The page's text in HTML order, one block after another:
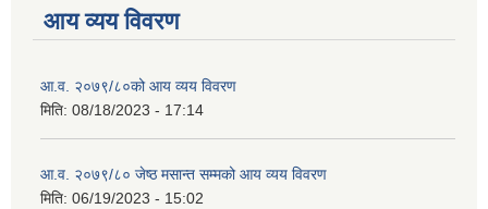
आय व्यय विवरण
आ.व. २०७९/८०को आय व्यय विवरण
मिति: 08/18/2023 - 17:14
आ.व. २०७९/८० जेष्ठ मसान्त सम्मको आय व्यय विवरण
मिति: 06/19/2023 - 15:02